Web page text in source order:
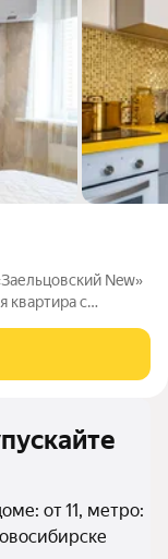
ценит комфорт,
от 11, метро: